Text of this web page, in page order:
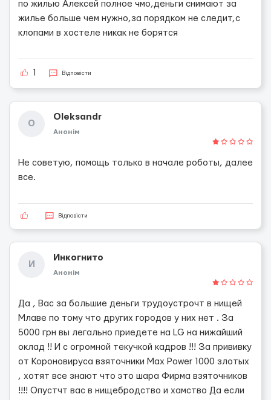
по жилью Алексей полное чмо,деньги снимают за
жилье больше чем нужно,за порядком не следит,с
клопами в хостеле никак не борятся
Відповісти
O
Oleksandr
Анонім
Не советую, помощь только в начале роботы, далее
все.
Відповісти
И
Инкогнито
Анонім
Да , Вас за большие деньги трудоустрочт в нищей
Млаве по тому что других городов у них нет . За
5000 грн вы легально приедете на LG на нижайший
оклад !! И с огромной текучкой кадров !!! За прививку
от Короновируса взяточники Max Power 1000 злотых
, хотят все знают что это шара Фирма взяточников
!!!! Опустчт вас в нищебродство и хамство Да если